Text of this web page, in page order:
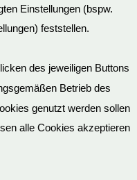
Einstellungen (bspw.
feststellen.
des jeweiligen Buttons
Betrieb des
genutzt werden sollen
alle Cookies akzeptieren